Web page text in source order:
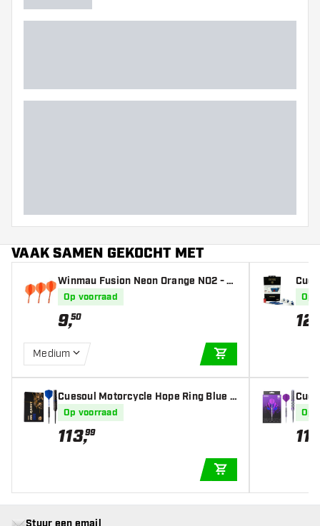
Barrel vorm
VAAK SAMEN GEKOCHT MET
Winmau Fusion Neon Orange NO2 - D
art Flights
Op voorraad
9,50
Medium
Cuesoul Motorcycle Hope Ring Blue 9
0% - Dartpijlen
Op voorraad
113,99
Op
nOp